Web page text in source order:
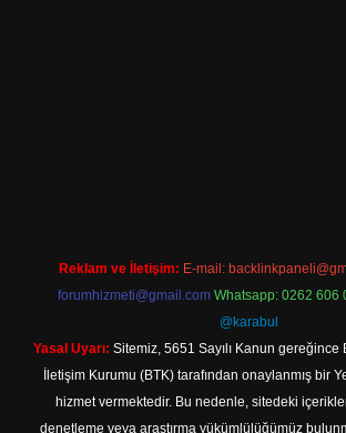
Reklam ve İletişim: E-mail:
forumhizmeti@gmail.com Whatsapp: 0262 606
@karabul
Yasal Uyarı: Sitemiz, 5651 Sayılı Kanun
İletişim Kurumu (BTK) tarafından onaylanmış bir
hizmet vermektedir. Bu nedenle, sitedeki
denetleme veya araştırma yükümlülüğümüz